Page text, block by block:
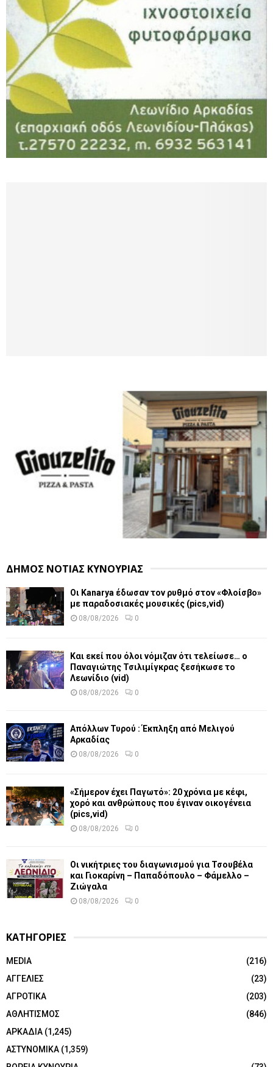
ΔΗΜΟΣ ΝΟΤΙΑΣ ΚΥΝΟΥΡΙΑΣ
Οι Kanarya έδωσαν τον ρυθμό στον «Φλοίσβο»
με παραδοσιακές μουσικές (pics,vid)
08/08/2026 0
Και εκεί που όλοι νόμιζαν ότι τελείωσε… ο
Παναγιώτης Τσιλιμίγκρας ξεσήκωσε το
Λεωνίδιο (vid)
08/08/2026 0
Απόλλων Τυρού : Έκπληξη από Μελιγού
Αρκαδίας
08/08/2026 0
«Σήμερον έχει Παγωτό»: 20 χρόνια με κέφι,
χορό και ανθρώπους που έγιναν οικογένεια
(pics,vid)
08/08/2026 0
Οι νικήτριες του διαγωνισμού για Τσουβέλα
και Γιοκαρίνη – Παπαδόπουλο – Φάμελλο –
Ζιώγαλα
08/08/2026 0
ΚΑΤΗΓΟΡΙΕΣ
MEDIA
(216)
ΑΓΓΕΛΙΕΣ
(23)
ΑΓΡΟΤΙΚΑ
(203)
ΑΘΛΗΤΙΣΜΟΣ
(846)
ΑΡΚΑΔΙΑ (1,245)
ΑΣΤΥΝΟΜΙΚΑ (1,359)